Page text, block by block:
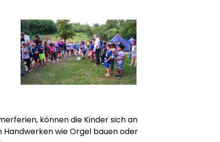
können die Kinder sich an
wie Orgel bauen oder